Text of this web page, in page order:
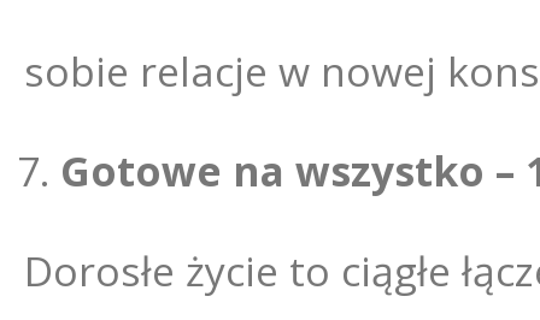
sobie relacje w nowej
Gotowe na wszystko –
Dorosłe życie to ciągłe